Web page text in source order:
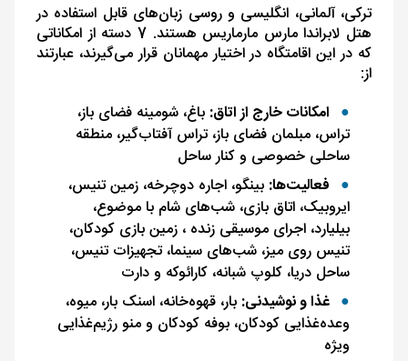
ترکی، آلمانی، انگلیسی و روسی زبان‌های قابل استفاده در
هتل لابراندا مارس مارماریس هستند. 7 دسته از امکاناتی
که در این اقامتگاه در اختیار مهمانان قرار می‌گیرند، عبارتند
از:
امکانات خارج از اتاق: باغ، شومینه فضای باز،
تراس، مبلمان فضای باز، تراس آفتاب‌گیر، منطقه
ساحلی خصوصی و کنار ساحل
فعالیت‌ها: بینگو، اجاره دوچرخه، زمین تنیس،
ایروبیک، اتاق بازی، شب‌های شام با موضوع،
بیلیارد، اجرای موسیقی زنده ، زمین بازی کودکان،
تنیس روی میز، شب‌های سینما، تجهیزات تنیس،
ساحل دریا، کلوپ شبانه، کارائوکه و دارت
غذا و نوشیدنی: بار، قهوه‌خانه، اسنک بار، میوه،
وعده‌غذایی کودکان، بوفه کودکان و منو رژیم‌غذایی
ویژه